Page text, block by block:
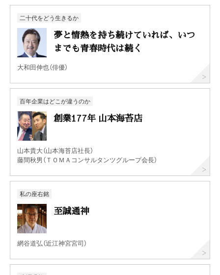
二十代をどう生きるか
夢と情熱を持ち続けていれば、いつ
までも青春時代は続く
大和田伸也（俳優）
百年企業はどこが違うのか
創業177年 山本海苔店
山本貴大（山本海苔店社長）
藤間秋男（ＴＯＭＡコンサルタンツグループ会長）
私の座右銘
至誠通神
網谷道弘（近江神宮宮司）